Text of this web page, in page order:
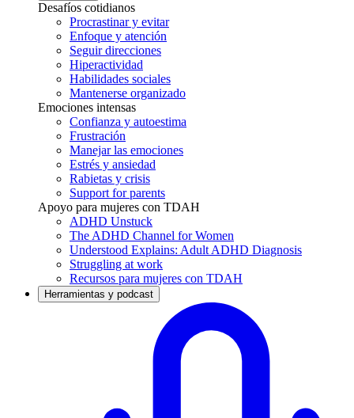
Desafíos cotidianos
Procrastinar y evitar
Enfoque y atención
Seguir direcciones
Hiperactividad
Habilidades sociales
Mantenerse organizado
Emociones intensas
Confianza y autoestima
Frustración
Manejar las emociones
Estrés y ansiedad
Rabietas y crisis
Support for parents
Apoyo para mujeres con TDAH
ADHD Unstuck
The ADHD Channel for Women
Understood Explains: Adult ADHD Diagnosis
Struggling at work
Recursos para mujeres con TDAH
Herramientas y podcast